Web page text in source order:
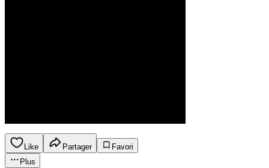
Like Partager
Favori
Plus